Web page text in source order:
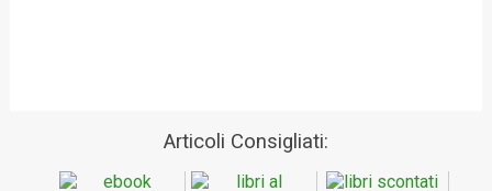
Articoli Consigliati: